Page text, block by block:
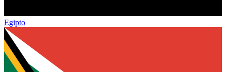
Egipto